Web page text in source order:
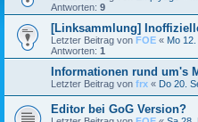
Antworten: 9
[Linksammlung]
Letzter Beitrag von FOE « Mo
Antworten: 1
Informationen rund um's
Letzter Beitrag von frx « Do 20.
Editor bei GoG Version?